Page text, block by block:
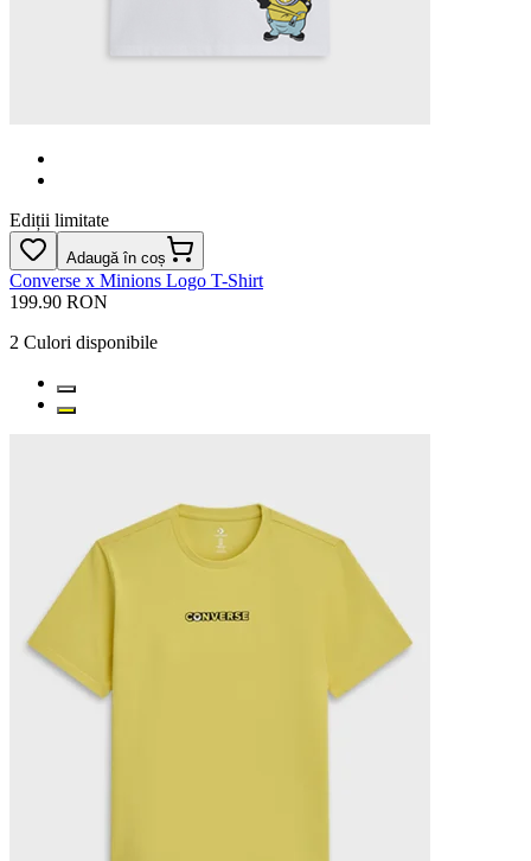
Ediții limitate
Adaugă în coș
Converse x Minions Logo T-Shirt
199.90 RON
2 Culori disponibile